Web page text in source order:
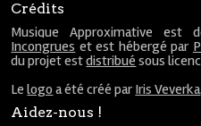
Crédits
Musique Approximative est
Incongrues et est hébergé par
du projet estdistribué sous
Lelogo a été créé par Iris Veverka.
Aidez-nous !